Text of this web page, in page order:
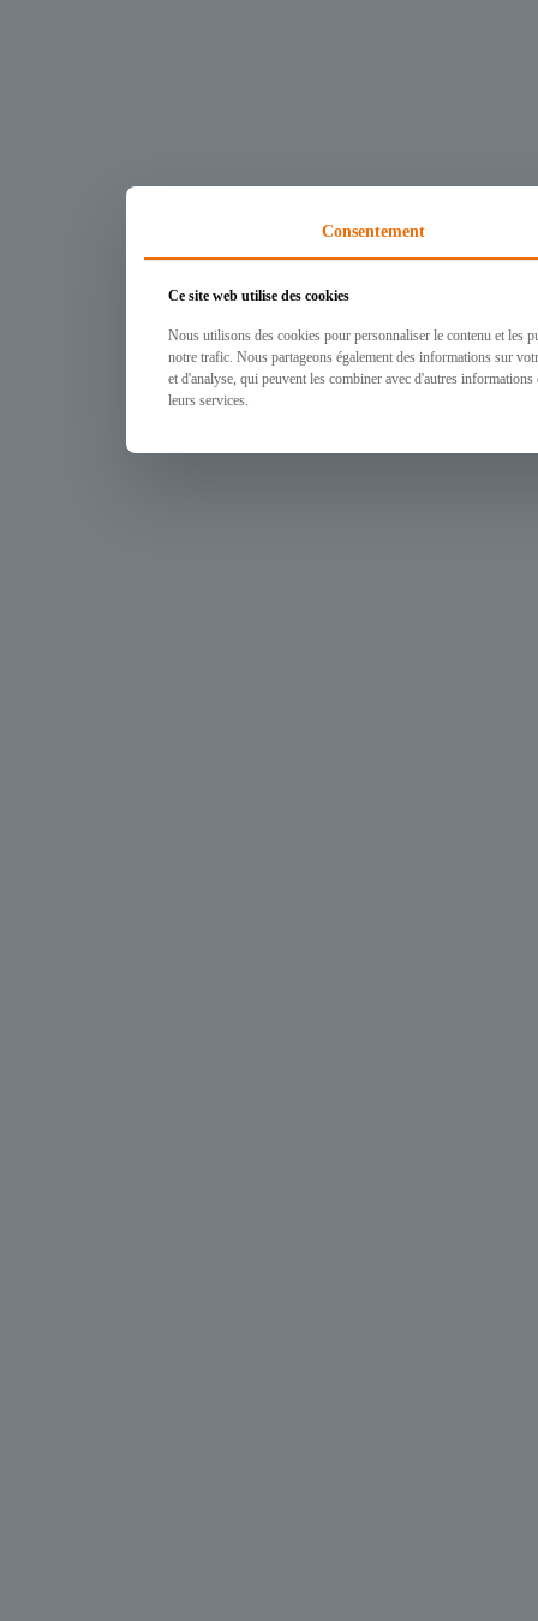
Consentement
Ce site web utilise des cookies
Nous utilisons des cookies pour personnaliser le contenu et les
notre trafic. Nous partageons également des informations sur
et d'analyse, qui peuvent les combiner avec d'autres
leurs services.